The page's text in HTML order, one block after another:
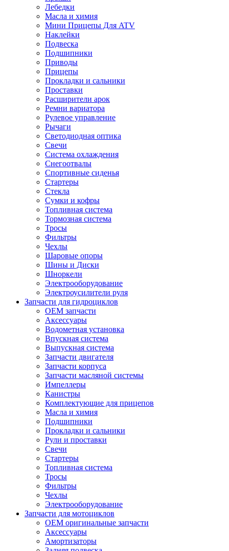
Лебедки
Масла и химия
Мини Прицепы Для ATV
Наклейки
Подвеска
Подшипники
Приводы
Прицепы
Прокладки и сальники
Проставки
Расширители арок
Ремни вариатора
Рулевое управление
Рычаги
Светодиодная оптика
Свечи
Система охлаждения
Снегоотвалы
Спортивные сиденья
Стартеры
Стекла
Сумки и кофры
Топливная система
Тормозная система
Тросы
Фильтры
Чехлы
Шаровые опоры
Шины и Диски
Шноркели
Электрооборудование
Электроусилители руля
Запчасти для гидроциклов
OEM запчасти
Аксессуары
Водометная установка
Впускная система
Выпускная система
Запчасти двигателя
Запчасти корпуса
Запчасти масляной системы
Импеллеры
Канистры
Комплектующие для прицепов
Масла и химия
Подшипники
Прокладки и сальники
Рули и проставки
Свечи
Стартеры
Топливная система
Тросы
Фильтры
Чехлы
Электрооборудование
Запчасти для мотоциклов
OEM оригинальные запчасти
Аксессуары
Амортизаторы